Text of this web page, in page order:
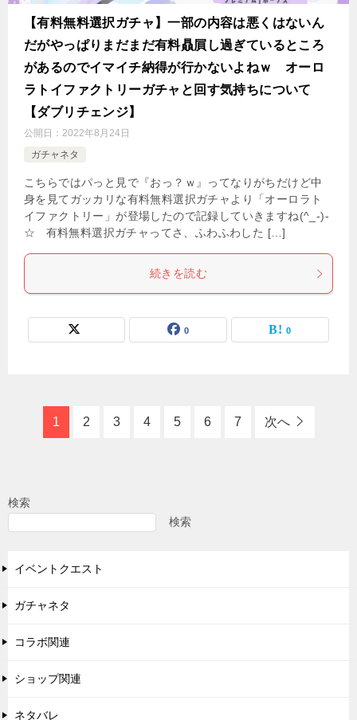
【有料無料選択ガチャ】一部の内容は悪くはないん
だがやっぱりまだまだ有料贔屓し過ぎているところ
があるのでイマイチ納得が行かないよねｗ オーロ
ラトイファクトリーガチャと回す気持ちについて
【ダブリチェンジ】
公開日： 2022年8月24日
ガチャネタ
こちらではパっと見で『おっ？ｗ』ってなりがちだけど中
身を見てガッカリな有料無料選択ガチャより「オーロラト
イファクトリー」が登場したので記録していきますね(^_-)-
☆ 有料無料選択ガチャってさ、ふわふわした […]
続きを読む
0 0
1 2 3 4 5 6 7 次へ
検索
検索
イベントクエスト
ガチャネタ
コラボ関連
ショップ関連
ネタバレ